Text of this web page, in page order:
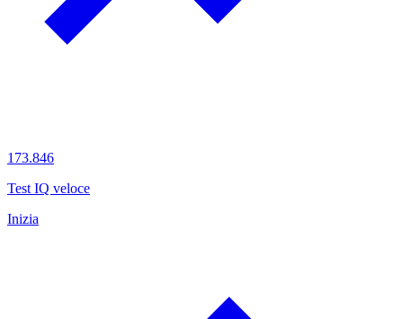
173.846
Test IQ veloce
Inizia